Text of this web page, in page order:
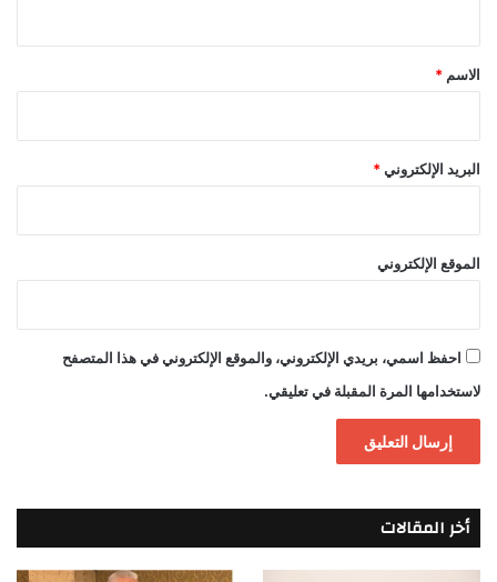
*
الاسم *
البريد الإلكتروني *
الموقع الإلكتروني
احفظ اسمي، بريدي الإلكتروني، والموقع الإلكتروني في هذا المتصفح
لاستخدامها المرة المقبلة في تعليقي.
أخر المقالات